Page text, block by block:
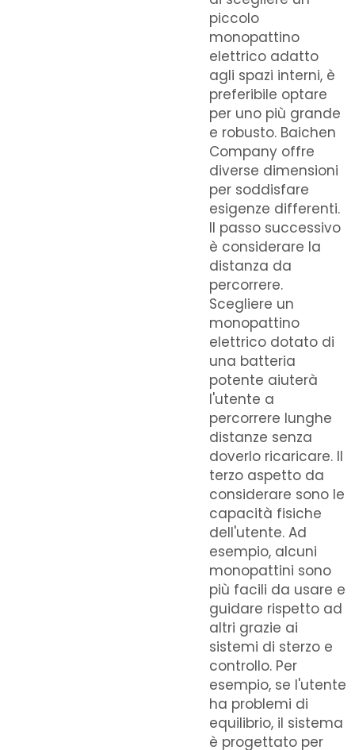
piccolo
monopattino
elettrico adatto
agli spazi interni, è
preferibile optare
per uno più grande
e robusto. Baichen
Company offre
diverse dimensioni
per soddisfare
esigenze differenti.
Il passo successivo
è considerare la
distanza da
percorrere.
Scegliere un
monopattino
elettrico dotato di
una batteria
potente aiuterà
l'utente a
percorrere lunghe
distanze senza
doverlo ricaricare. Il
terzo aspetto da
considerare sono le
capacità fisiche
dell'utente. Ad
esempio, alcuni
monopattini sono
più facili da usare e
guidare rispetto ad
altri grazie ai
sistemi di sterzo e
controllo. Per
esempio, se l'utente
ha problemi di
equilibrio, il sistema
è progettato per